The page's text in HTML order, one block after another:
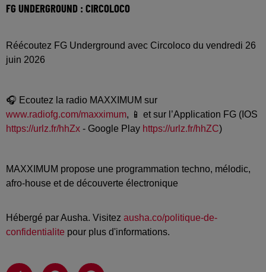
FG UNDERGROUND : CIRCOLOCO
Réécoutez FG Underground avec Circoloco du vendredi 26
juin 2026
🎧 Ecoutez la radio MAXXIMUM sur
www.radiofg.com/maxximum, 📱 et sur l’Application FG (IOS
https://urlz.fr/hhZx - Google Play https://urlz.fr/hhZC)
MAXXIMUM propose une programmation techno, mélodic,
afro-house et de découverte électronique
Hébergé par Ausha. Visitez ausha.co/politique-de-
confidentialite pour plus d'informations.